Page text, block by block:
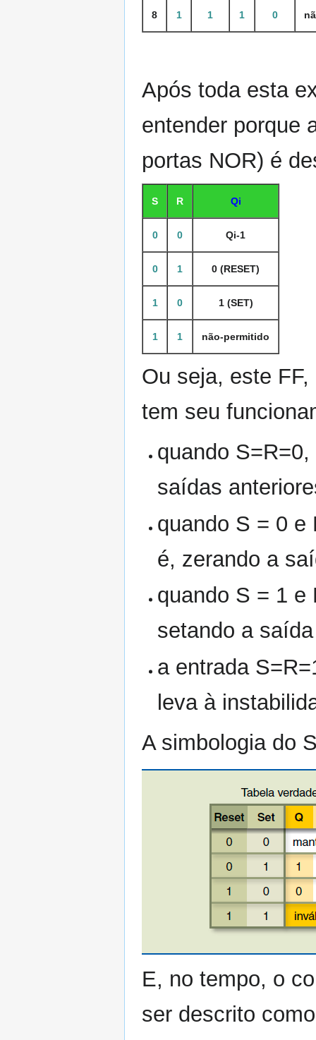
8 1 1 1 0
Após toda esta
entender porque
portas NOR) é
S R Qi
0 0 Qi-1
0 1 0 (RESET)
1 0 1 (SET)
1 1 não-permitido
Ou seja, este
tem seu
quando
saídas
quando S = 0
é, zerando a
quando S = 1
setando a
a entrada
leva à
A simbologia do
E, no tempo, o
ser descrito